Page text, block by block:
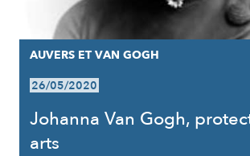
AUVERS ET VAN GOGH
26/05/2020
Johanna Van Gogh,
arts